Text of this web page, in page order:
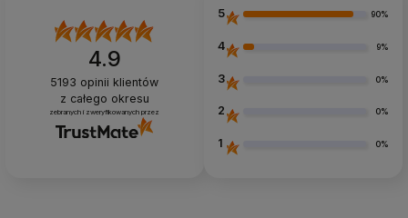
4.9
5193 opinii klientów
z całego okresu
zebranych i zweryfikowanych przez
5 90%
4 9%
3 0%
2 0%
1 0%